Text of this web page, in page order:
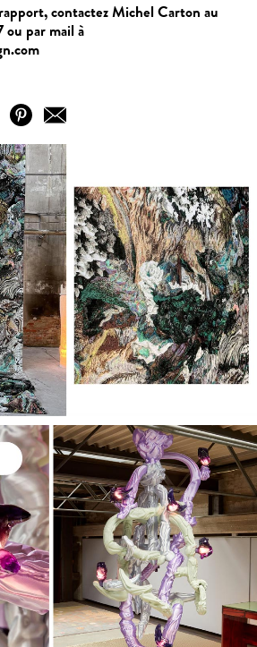
contactez Michel Carton au
par mail à